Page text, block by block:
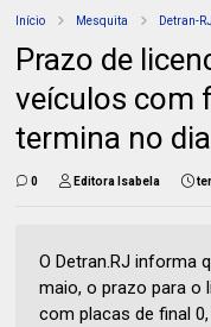
Início Mesquita Detran-RJ
Prazo de
veículos com
termina no
0 Editora Isabela
O Detran.RJ informa
maio, o prazo para o
com placas de final 0,